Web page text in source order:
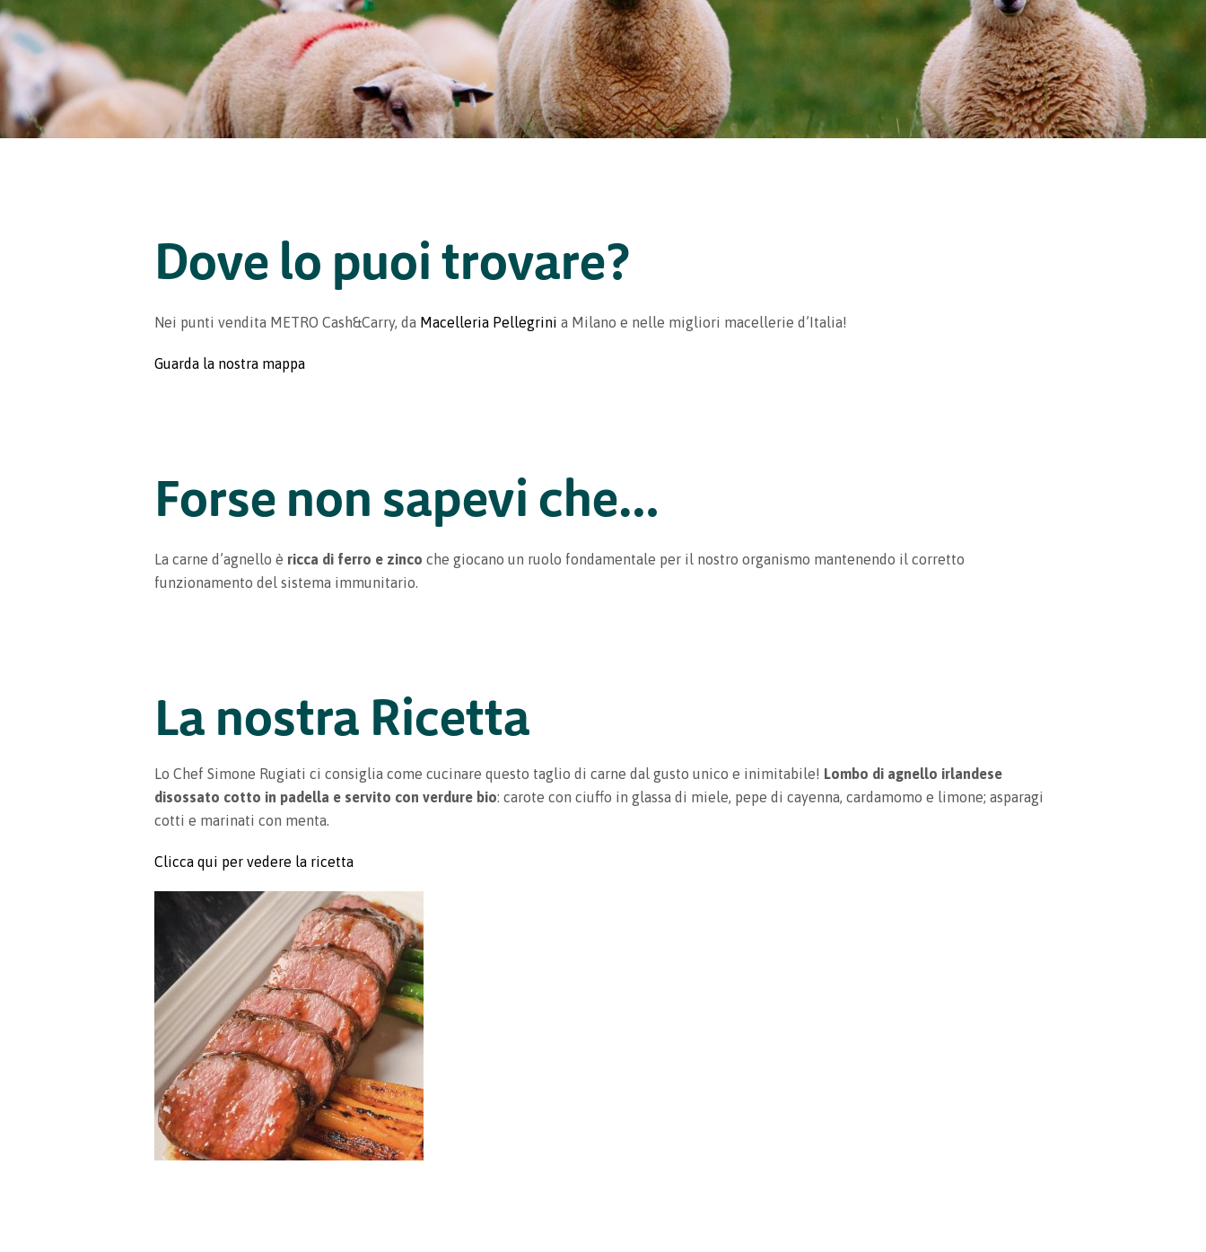
Dove lo puoi trovare?
Nei punti vendita METRO Cash&Carry, da Macelleria Pellegrini a Milano e nelle migliori macellerie d’Italia!
Guarda la nostra mappa
Forse non sapevi che…
La carne d’agnello è ricca di ferro e zinco che giocano un ruolo fondamentale per il nostro organismo mantenendo il corretto
funzionamento del sistema immunitario.
La nostra Ricetta
Lo Chef Simone Rugiati ci consiglia come cucinare questo taglio di carne dal gusto unico e inimitabile! Lombo di agnello irlandese
disossato cotto in padella e servito con verdure bio: carote con ciuffo in glassa di miele, pepe di cayenna, cardamomo e limone; asparagi
cotti e marinati con menta.
Clicca qui per vedere la ricetta